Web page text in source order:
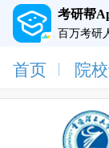
考研帮
百万考研
首页 院